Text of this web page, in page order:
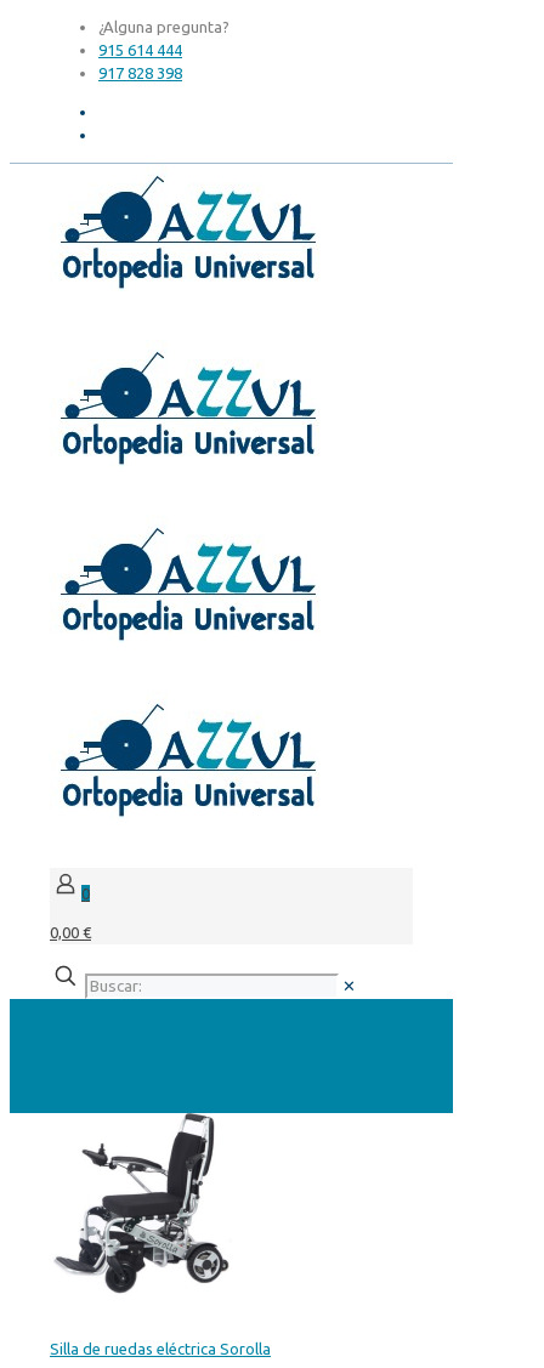
¿Alguna pregunta?
915 614 444
917 828 398
0
0,00 €
✕
Silla de ruedas eléctrica Sorolla